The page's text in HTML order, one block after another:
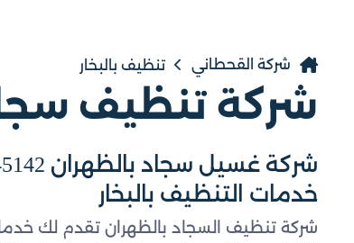
شركة القحطاني تنظيف بالبخار
شركة تنظيف
خدمات التنظيف بالبخار
شركة تنظيف السجاد بالظهران تقدم لك